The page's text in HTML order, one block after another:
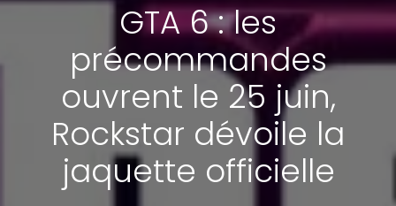
GTA 6 : les
précommandes
ouvrent le 25 juin,
Rockstar dévoile la
jaquette officielle